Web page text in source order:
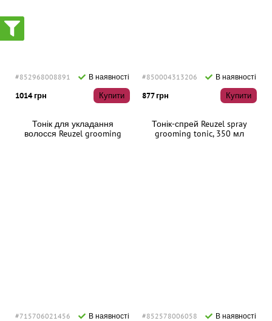
#852968008891 В наявності
1014 грн Купити
Тонік для укладання
волосся Reuzel grooming
#850004313206 В наявності
877 грн Купити
Тонік-спрей Reuzel spray
grooming tonic, 350 мл
#715706021456 В наявності #852578006058 В наявності